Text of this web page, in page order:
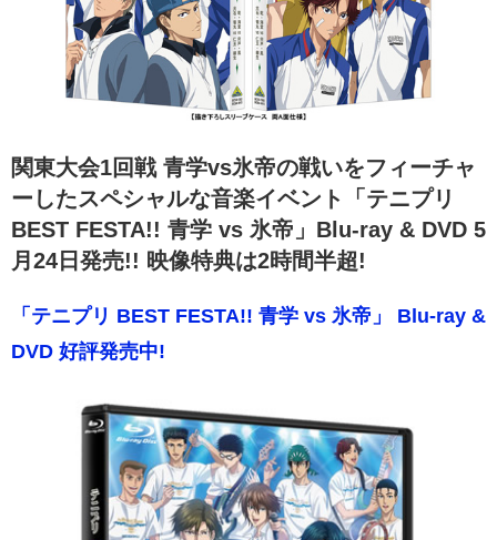
関東大会1回戦 青学vs氷帝の戦いをフィーチャ
ーしたスペシャルな音楽イベント「テニプリ
BEST FESTA!! 青学 vs 氷帝」Blu-ray & DVD 5
月24日発売!! 映像特典は2時間半超!
「テニプリ BEST FESTA!! 青学 vs 氷帝」 Blu-ray &
DVD 好評発売中!